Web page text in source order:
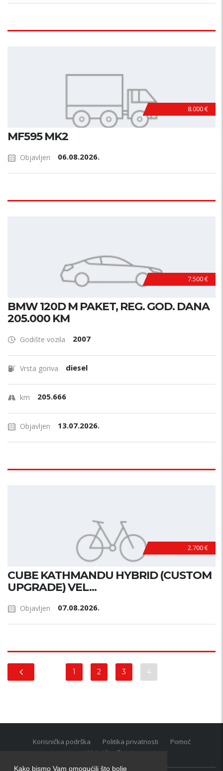
Kako bismo Vam omogućili što bolje
8.000 €
MF595 MK2
Objavljen 06.08.2026.
7.500 €
BMW 120D M PAKET, REG. GOD. DANA
205.000 KM
Godište vozila 2007
Vrsta goriva diesel
km 205.666
Objavljen 13.07.2026.
2.700 €
CUBE KATHMANDU HYBRID (CUSTOM
UPGRADE) VEL...
Objavljen 07.08.2026.
1 2 3 4
Korisnička podrška Politika privatnosti
Pomoć
Uvjeti korištenja